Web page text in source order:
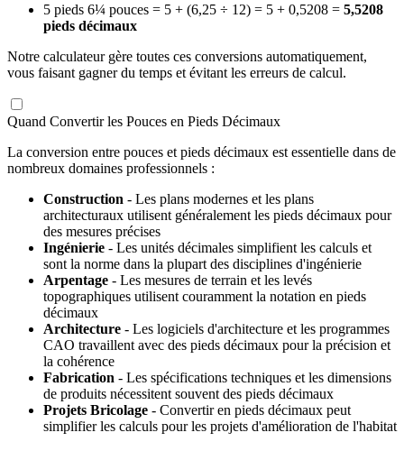
5 pieds 6¼ pouces = 5 + (6,25 ÷ 12) = 5 + 0,5208 = 5,5208
pieds décimaux
Notre calculateur gère toutes ces conversions automatiquement,
vous faisant gagner du temps et évitant les erreurs de calcul.
Quand Convertir les Pouces en Pieds Décimaux
La conversion entre pouces et pieds décimaux est essentielle dans de
nombreux domaines professionnels :
Construction - Les plans modernes et les plans
architecturaux utilisent généralement les pieds décimaux pour
des mesures précises
Ingénierie - Les unités décimales simplifient les calculs et
sont la norme dans la plupart des disciplines d'ingénierie
Arpentage - Les mesures de terrain et les levés
topographiques utilisent couramment la notation en pieds
décimaux
Architecture - Les logiciels d'architecture et les programmes
CAO travaillent avec des pieds décimaux pour la précision et
la cohérence
Fabrication - Les spécifications techniques et les dimensions
de produits nécessitent souvent des pieds décimaux
Projets Bricolage - Convertir en pieds décimaux peut
simplifier les calculs pour les projets d'amélioration de l'habitat